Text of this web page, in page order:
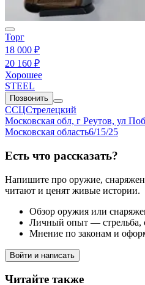
Торг
18 000 ₽
20 160 ₽
Хорошее
STEEL
Позвонить
ССЦСтрелецкий
Московская обл, г Реутов, ул
Московская область6/15/25
Есть что рассказать?
Напишите про оружие,
читают и ценят живые истории.
Обзор оружия или
Личный опыт — стрельба,
Мнение по законам и
Войти и написать
Читайте также